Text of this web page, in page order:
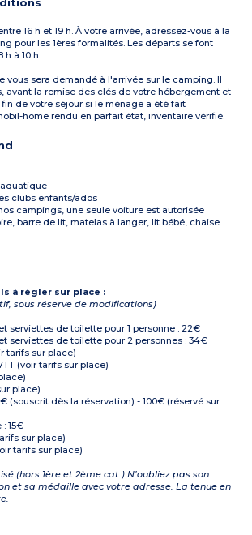
16 h et 19 h. À votre arrivée, adressez-vous à la
pour les 1ères formalités. Les départs se font
h à 10 h.
vous sera demandé à l'arrivée sur le camping. Il
avant la remise des clés de votre hébergement et
de votre séjour si le ménage a été fait
home rendu en parfait état, inventaire vérifié.
clubs enfants/ados
campings, une seule voiture est autorisée
barre de lit, matelas à langer, lit bébé, chaise
à régler sur place :
sous réserve de modifications)
serviettes de toilette pour 1 personne : 22€
serviettes de toilette pour 2 personnes : 34€
tarifs sur place)
(voir tarifs sur place)
place)
(souscrit dès la réservation) - 100€ (réservé sur
15€
sur place)
tarifs sur place)
(hors 1ère et 2ème cat.) N’oubliez pas son
et sa médaille avec votre adresse. La tenue en